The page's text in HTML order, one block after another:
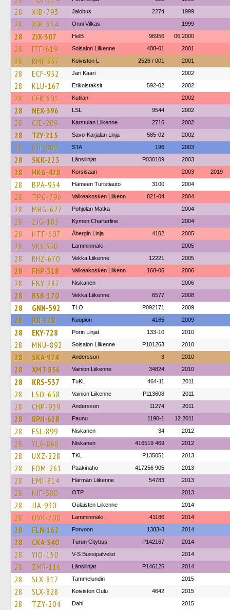
28 XIB-793 Jalobus 2274 1999
28 XIB-634 Onni Vilkas 1999
28 ZIX-307 HelB 96956 06.2000
28 FFF-619 Soisalon Liikenne 408-01 2001
28 RMI-337 Koiviston L 2526 / 001 2001
28 ECF-952 Jari Kaari 2002
28 KLU-167 Erikoistaksit 592-02 2002
28 CFR-601 Kutilan 2002
28 NEX-396 LSL 9544 2002
28 CJE-209 Karstulan Liikenne 2716 2002
28 TZY-215 Savo-Karjalan Linja 585-02 2002
28 BJF-809 STA 196 2003
28 SKK-223 Länsilinjat P030109 2003
28 HKG-428 Korsisaari 2003 2019
28 BPA-954 Hämeen Turistiauto 3100 2004
28 TPG-796 Valkeakosken Liikenn 821-04 2004
28 MHG-627 Pohjolan Matka 2004
28 ZJG-185 Kymen Charterline 2004
28 HTF-607 Åbergin Linja 4102 2005
28 VKI-350 Lamminmäki 2005
28 RHZ-670 Vekka Liikenne 12221 2005
28 FHP-318 Valkeakosken Liikenn 168-06 2006
28 EBY-287 Niskanen 2006
28 BSB-170 Vekka Liikenne 6577 2008
28 GNN-592 TLO P092171 2009
28 RJI-228 Kuopion 4165 2009
28 EKY-728 Porin Linjat 133-10 2010
28 MNU-892 Soisalon Liikenne P101263 2010
28 SKA-924 Andersson 3 2010
28 XMT-856 Vainion Liikenne 34824 2010
28 KRS-537 TuKL 464-11 2011
28 LSO-658 Vainion Liikenne P113608 2011
28 CHP-939 Andersson 11274 2011
28 BPH-628 Paunu 1190-1 12.2011
28 FSL-899 Niskanen 34 2012
28 YLA-868 Niskanen 416519 469 2012
28 UXZ-228 TKL P135051 2013
28 FOM-261 Paakinaho 417256 905 2013
28 EMJ-814 Härmän Liikenne 54783 2013
28 NJF-580 OTP 2013
28 JJA-930 Oulaisten Liikenne 2014
28 OVK-700 Lamminmäki 41186 2014
28 FLN-162 Porvoon 1383-3 2014
28 CKA-340 Turun Citybus P142167 2014
28 YIO-150 V-S Bussipalvelut 2014
28 ZMR-116 Länsilinjat P146126 2014
28 SLX-817 Tammelundin 2015
28 SLX-828 Koiviston Oulu 4642 2015
28 TZY-204 Dahl 2015